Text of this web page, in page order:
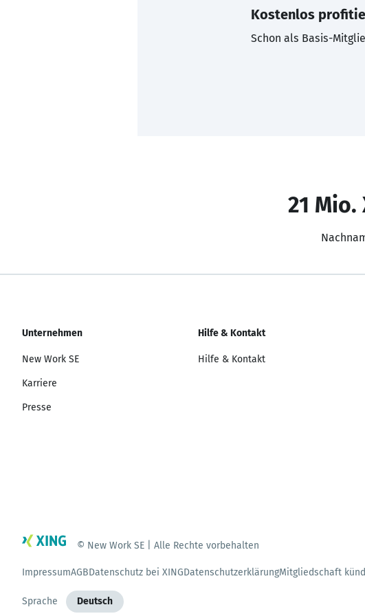
Kostenlos
Schon als Basis-
21 Mio.
Unternehmen
New Work SE
Karriere
Presse
Hilfe & Kontakt
Hilfe & Kontakt
© New Work SE | Alle Rechte vorbehalten
ImpressumAGBDatenschutz bei XINGDatenschutzerklärungMitgliedschaft
Sprache Deutsch